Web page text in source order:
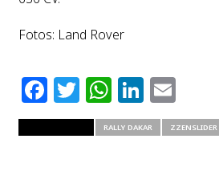
Fotos: Land Rover
Facebook
Twitter
RALLY DAKAR ZZENSLIDER